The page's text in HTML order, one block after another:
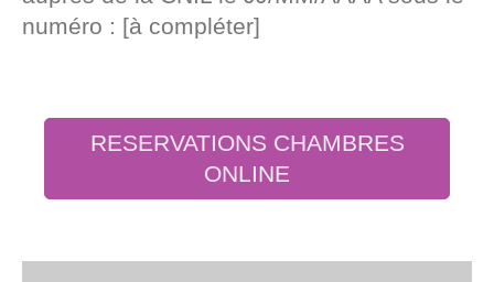
numéro : [à compléter]
RESERVATIONS CHAMBRES
ONLINE